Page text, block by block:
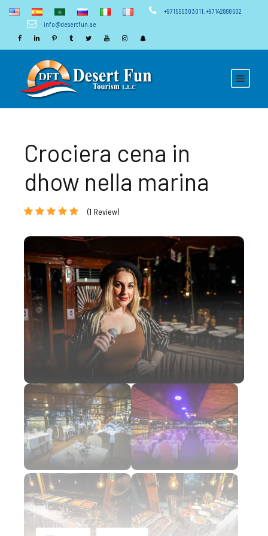
+971555303011,+97142888502
info@desertfun.ae
Crociera cena in
dhow nella marina
(1 Review)